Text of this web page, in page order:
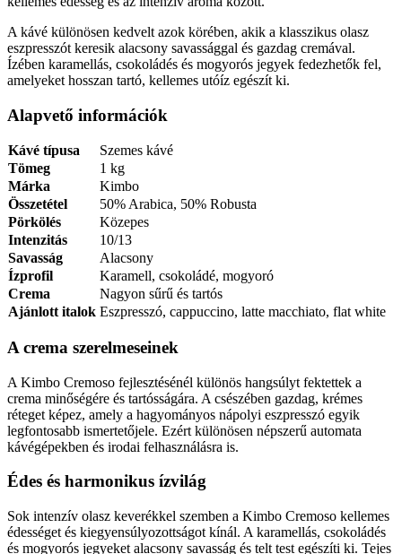
A kávé különösen kedvelt azok körében, akik a klasszikus olasz
eszpresszót keresik alacsony savassággal és gazdag cremával.
Ízében karamellás, csokoládés és mogyorós jegyek fedezhetők fel,
amelyeket hosszan tartó, kellemes utóíz egészít ki.
Alapvető információk
Kávé típusa
Szemes kávé
Tömeg
1 kg
Márka
Kimbo
Összetétel
50% Arabica, 50% Robusta
Pörkölés
Közepes
Intenzitás
10/13
Savasság
Alacsony
Ízprofil
Karamell, csokoládé, mogyoró
Crema
Nagyon sűrű és tartós
Ajánlott italok Eszpresszó, cappuccino, latte macchiato, flat white
A crema szerelmeseinek
A Kimbo Cremoso fejlesztésénél különös hangsúlyt fektettek a
crema minőségére és tartósságára. A csészében gazdag, krémes
réteget képez, amely a hagyományos nápolyi eszpresszó egyik
legfontosabb ismertetőjele. Ezért különösen népszerű automata
kávégépekben és irodai felhasználásra is.
Édes és harmonikus ízvilág
Sok intenzív olasz keverékkel szemben a Kimbo Cremoso kellemes
édességet és kiegyensúlyozottságot kínál. A karamellás, csokoládés
és mogyorós jegyeket alacsony savasság és telt test egészíti ki. Tejes